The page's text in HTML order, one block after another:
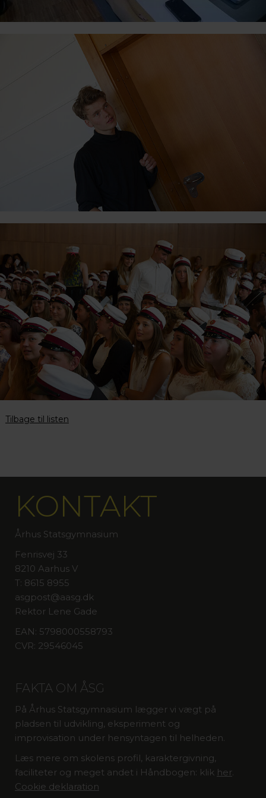
Tilbage til listen
KONTAKT
Århus Statsgymnasium
Fenrisvej 33
8210 Aarhus V
T: 8615 8955
asgpost@aasg.dk
Rektor Lene Gade
EAN: 5798000558793
CVR: 29546045
FAKTA OM ÅSG
På Århus Statsgymnasium lægger vi vægt på
pladsen til udvikling, eksperiment og
improvisation under hensyntagen til helheden.
Læs mere om skolens profil, karaktergivning,
faciliteter og meget andet i Håndbogen: klik her.
Cookie deklaration